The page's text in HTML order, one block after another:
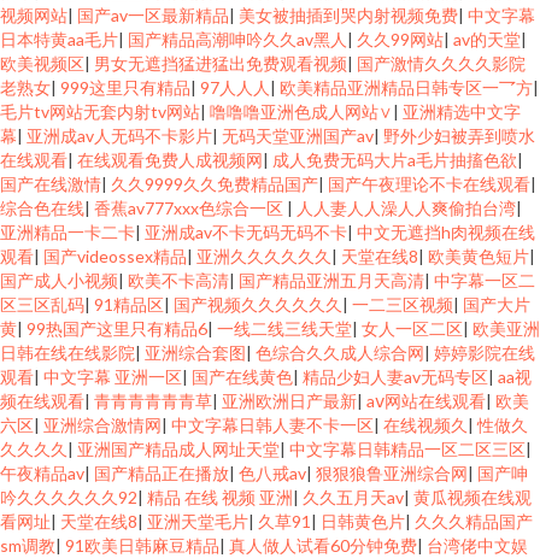
视频网站| 国产av一区最新精品| 美女被抽插到哭内射视频免费| 中文字幕
日本特黄aa毛片| 国产精品高潮呻吟久久av黑人 | 久久99网站| av的天堂|
欧美视频区| 男女无遮挡猛进猛出免费观看视频| 国产激情久久久久影院
老熟女| 999这里只有精品| 97人人人 | 欧美精品亚洲精品日韩专区一乛方|
毛片tv网站无套内射tv网站| 噜噜噜亚洲色成人网站∨| 亚洲精选中文字
幕| 亚洲成av人无码不卡影片| 无码天堂亚洲国产av| 野外少妇被弄到喷水
在线观看| 在线观看免费人成视频网| 成人免费无码大片a毛片抽搐色欲|
国产在线激情| 久久9999久久免费精品国产| 国产午夜理论不卡在线观看|
综合色在线| 香蕉av777xxx色综合一区 | 人人妻人人澡人人爽偷拍台湾|
亚洲精品一卡二卡| 亚洲成av不卡无码无码不卡| 中文无遮挡h肉视频在线
观看| 国产videossex精品| 亚洲久久久久久久 | 天堂在线8| 欧美黄色短片|
国产成人小视频| 欧美不卡高清| 国产精品亚洲五月天高清| 中字幕一区二
区三区乱码| 91精品区| 国产视频久久久久久久 | 一二三区视频| 国产大片
黄| 99热国产这里只有精品6| 一线二线三线天堂| 女人一区二区| 欧美亚洲
日韩在线在线影院| 亚洲综合套图| 色综合久久成人综合网| 婷婷影院在线
观看| 中文字幕 亚洲一区| 国产在线黄色| 精品少妇人妻av无码专区| aa视
频在线观看| 青青青青青青草| 亚洲欧洲日产最新| aⅴ网站在线观看| 欧美
六区| 亚洲综合激情网| 中文字幕日韩人妻不卡一区| 在线视频久 |性做久
久久久久 | 亚洲国产精品成人网址天堂| 中文字幕日韩精品一区二区三区|
午夜精品av| 国产精品正在播放| 色八戒av| 狠狠狼鲁亚洲综合网| 国产呻
吟久久久久久久92| 精品 在线 视频 亚洲| 久久五月天av| 黄瓜视频在线观
看网址| 天堂在线8| 亚洲天堂毛片| 久草91 | 日韩黄色片| 久久久精品国产
sm调教| 91欧美日韩麻豆精品| 真人做人试看60分钟免费| 台湾佬中文娱